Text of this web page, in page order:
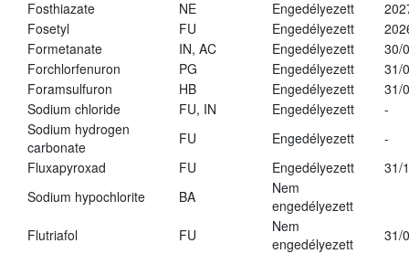
Fosthiazate
NE Engedélyezett
Fosetyl
FU Engedélyezett
Formetanate
IN, AC Engedélyezett
30/
Forchlorfenuron
PG Engedélyezett
31/
Foramsulfuron
HB Engedélyezett
31/
Sodium chloride
FU, IN Engedélyezett
-
Sodium hydrogen
carbonate
FU Engedélyezett
-
Fluxapyroxad
FU Engedélyezett
31/
Sodium hypochlorite
BA
Nem
engedélyezett
Flutriafol
FU
Nem
engedélyezett
31/